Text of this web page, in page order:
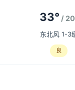
33° /
东北风 1-3
良